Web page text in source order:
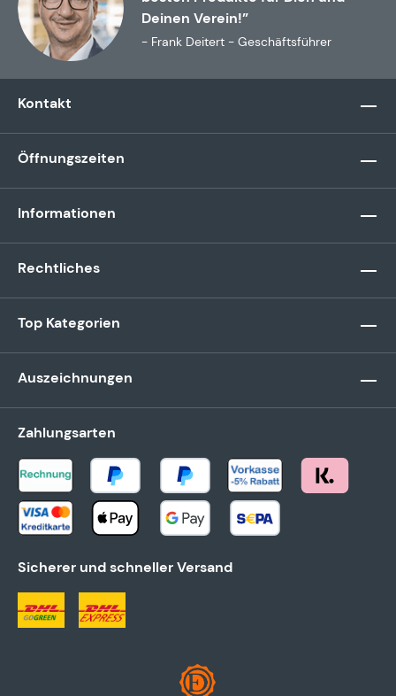
Deinen Verein!”
- Frank Deitert - Geschäftsführer
Kontakt
Öffnungszeiten
Informationen
Rechtliches
Top Kategorien
Auszeichnungen
Zahlungsarten
Sicherer und schneller Versand